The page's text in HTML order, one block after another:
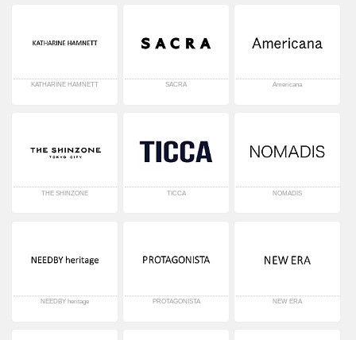
KATHARINE HAMNETT SACRA Americana
THE SHINZONE TICCA NOMADIS
NEEDBY heritage PROTAGONISTA NEW ERA